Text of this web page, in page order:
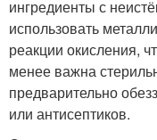
ингредиенты с
использовать
реакции окисления,
менее важна
предварительно
или антисептиков.